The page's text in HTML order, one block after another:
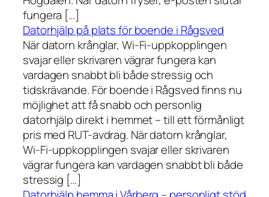
fungera […]
Datorhjälp på plats för boende i Rågsved
När datorn krånglar, Wi-Fi-uppkopplingen
svajar eller skrivaren vägrar fungera kan
vardagen snabbt bli både stressig och
tidskrävande. För boende i Rågsved finns nu
möjlighet att få snabb och personlig
datorhjälp direkt i hemmet – till ett förmånligt
pris med RUT-avdrag. När datorn krånglar,
Wi-Fi-uppkopplingen svajar eller skrivaren
vägrar fungera kan vardagen snabbt bli både
stressig […]